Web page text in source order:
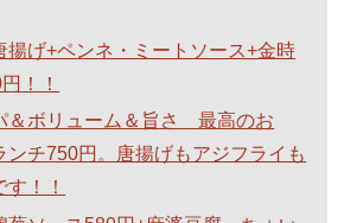
揚げ+ペンネ・ミートソース+金時
！！
＆ボリューム＆旨さ 最高のお
ンチ750円。唐揚げもアジフライも
！！